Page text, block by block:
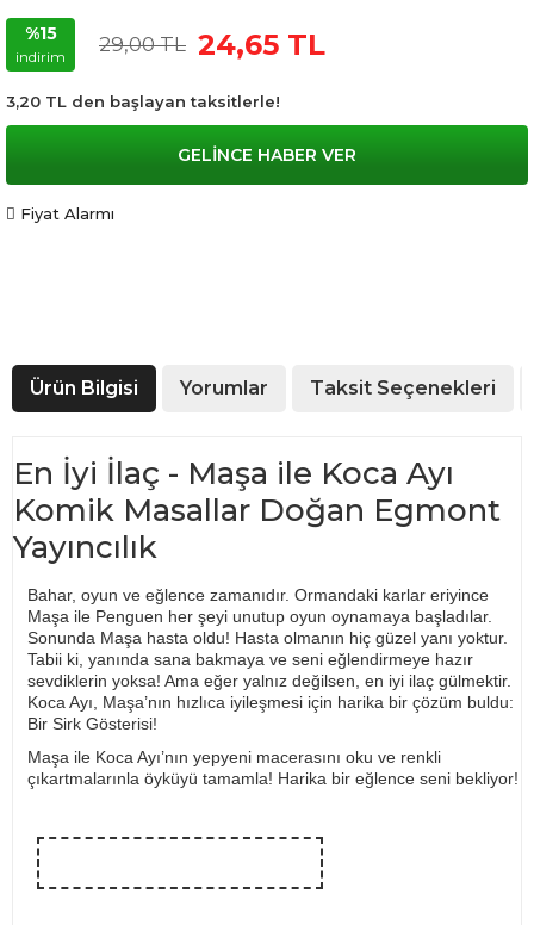
%15
indirim
29,00 TL 24,65 TL
3,20 TL den başlayan taksitlerle!
GELİNCE HABER VER
Fiyat Alarmı
Ürün Bilgisi Yorumlar Taksit Seçenekleri
En İyi İlaç - Maşa ile Koca Ayı
Komik Masallar Doğan Egmont
Yayıncılık
Bahar, oyun ve eğlence zamanıdır. Ormandaki karlar eriyince
Maşa ile Penguen her şeyi unutup oyun oynamaya başladılar.
Sonunda Maşa hasta oldu! Hasta olmanın hiç güzel yanı yoktur.
Tabii ki, yanında sana bakmaya ve seni eğlendirmeye hazır
sevdiklerin yoksa! Ama eğer yalnız değilsen, en iyi ilaç gülmektir.
Koca Ayı, Maşa’nın hızlıca iyileşmesi için harika bir çözüm buldu:
Bir Sirk Gösterisi!
Maşa ile Koca Ayı’nın yepyeni macerasını oku ve renkli
çıkartmalarınla öyküyü tamamla! Harika bir eğlence seni bekliyor!